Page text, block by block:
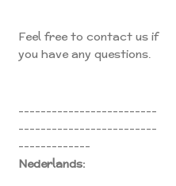
Feel free to contact us if
you have any questions.
-------------------------
-------------------------
-------------
Nederlands: